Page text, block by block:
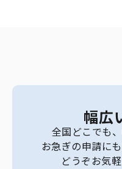
幅広
全国どこでも
お急ぎの申請に
どうぞお気